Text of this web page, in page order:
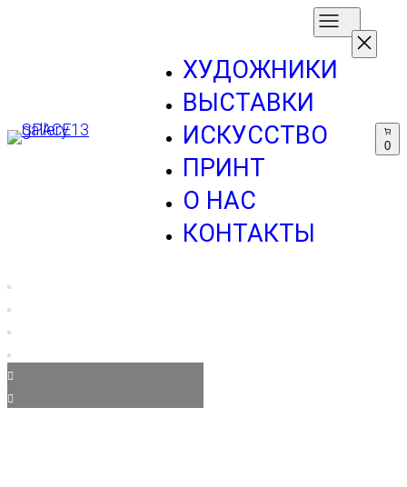
ХУДОЖНИКИ
ВЫСТАВКИ
ИСКУССТВО
ПРИНТ
О НАС
КОНТАКТЫ
0